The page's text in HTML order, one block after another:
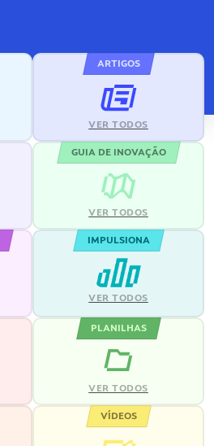
ARTIGOS
VER TODOS
GUIA DE INOVAÇÃO
VER TODOS
IMPULSIONA
VER TODOS
PLANILHAS
VER TODOS
VÍDEOS